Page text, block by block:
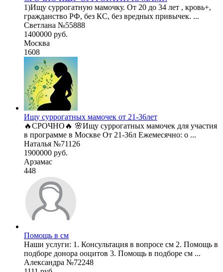
1)Ищу суррогатную мамочку. От 20 до 34 лет , кровь+,
гражданство РФ, без КС, без вредных привычек. ...
Светлана №55888
1400000 руб.
Москва
1608
Ищу суррогатных мамочек от 21-36лет
🔥СРОЧНО🔥 🌸Ищу суррогатных мамочек для участия
в программе в Москве От 21-36л Ежемесячно: о ...
Наталья №71126
1900000 руб.
Арзамас
448
Помощь в см
Наши услуги: 1. Консультация в вопросе см 2. Помощь в
подборе донора ооцитов 3. Помощь в подборе см ...
Александра №72248